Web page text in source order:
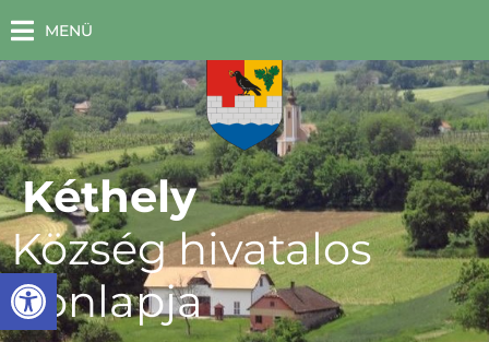
Eszköztár megnyitása
MENÜ
Kéthely
Község hivatalos
honlapja